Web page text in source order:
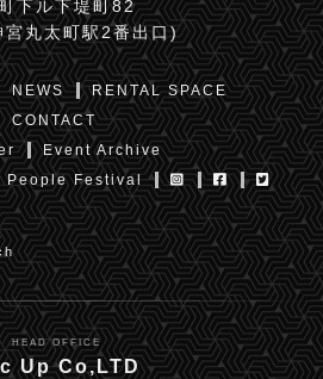
下ル下堤町82
丸太町駅2番出口)
NEWS
RENTAL SPACE
CONTACT
Event Archive
People Festival
HEAD OFFICE
Up Co,LTD